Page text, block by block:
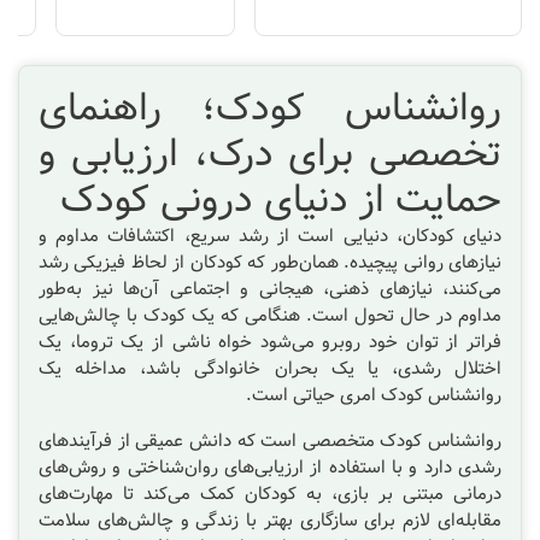
روانشناس کودک؛ راهنمای
تخصصی برای درک، ارزیابی و
حمایت از دنیای درونی کودک
دنیای کودکان، دنیایی است از رشد سریع، اکتشافات مداوم و
نیازهای روانی پیچیده. همان‌طور که کودکان از لحاظ فیزیکی رشد
می‌کنند، نیازهای ذهنی، هیجانی و اجتماعی آن‌ها نیز به‌طور
مداوم در حال تحول است. هنگامی که یک کودک با چالش‌هایی
فراتر از توان خود روبرو می‌شود خواه ناشی از یک تروما، یک
اختلال رشدی، یا یک بحران خانوادگی باشد، مداخله یک
روانشناس کودک امری حیاتی است.
روانشناس کودک متخصصی است که دانش عمیقی از فرآیندهای
رشدی دارد و با استفاده از ارزیابی‌های روان‌شناختی و روش‌های
درمانی مبتنی بر بازی، به کودکان کمک می‌کند تا مهارت‌های
مقابله‌ای لازم برای سازگاری بهتر با زندگی و چالش‌های سلامت